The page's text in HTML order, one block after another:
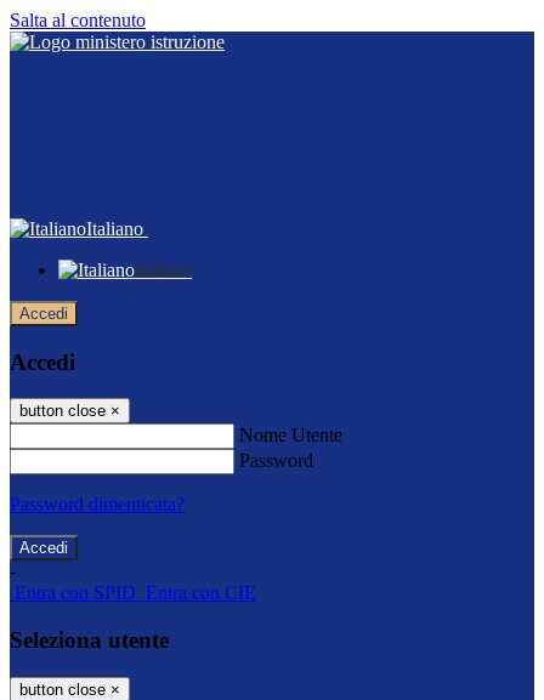
Salta al contenuto
Italiano
Italiano
Accedi
Accedi
button close ×
Nome Utente
Password
Password dimenticata?
-
Entra con SPID Entra con CIE
Seleziona utente
button close ×